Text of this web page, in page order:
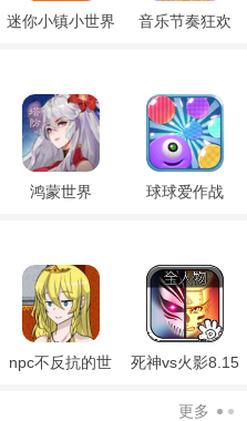
迷你小镇小世界 音乐节奏狂欢
鸿蒙世界 球球爱作战
npc不反抗的世
死神vs火影8.15
更多